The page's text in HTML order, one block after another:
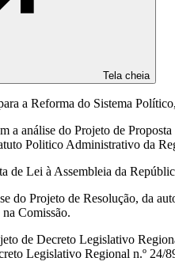
Tela cheia
a Reforma do Sistema
a análise do Projeto de
Politico Administrativo da
de Lei à Assembleia da
do Projeto de Resolução, da
Comissão.
de Decreto Legislativo
Legislativo Regional n.º 24/